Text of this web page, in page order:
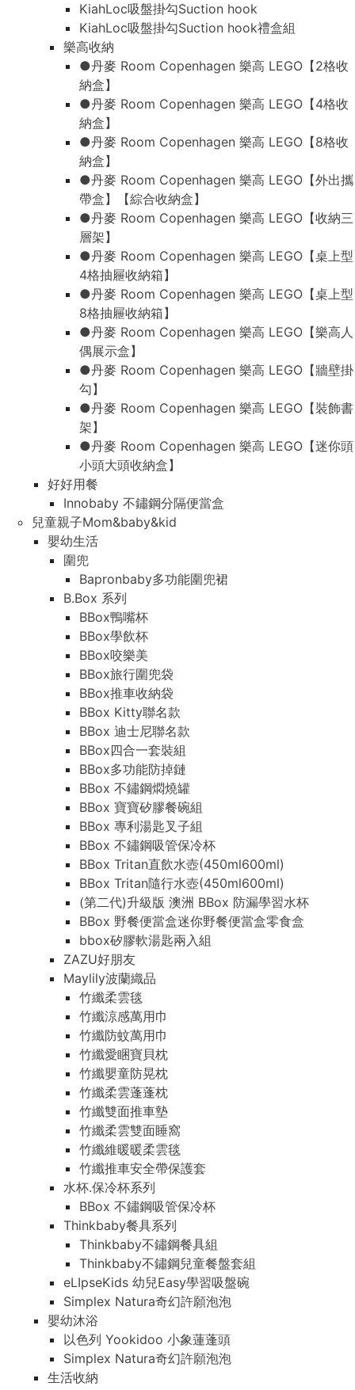
KiahLoc吸盤掛勾Suction hook
KiahLoc吸盤掛勾Suction hook禮盒組
樂高收納
●丹麥 Room Copenhagen 樂高 LEGO【2格收
納盒】
●丹麥 Room Copenhagen 樂高 LEGO【4格收
納盒】
●丹麥 Room Copenhagen 樂高 LEGO【8格收
納盒】
●丹麥 Room Copenhagen 樂高 LEGO【外出攜
帶盒】【綜合收納盒】
●丹麥 Room Copenhagen 樂高 LEGO【收納三
層架】
●丹麥 Room Copenhagen 樂高 LEGO【桌上型
4格抽屜收納箱】
●丹麥 Room Copenhagen 樂高 LEGO【桌上型
8格抽屜收納箱】
●丹麥 Room Copenhagen 樂高 LEGO【樂高人
偶展示盒】
●丹麥 Room Copenhagen 樂高 LEGO【牆壁掛
勾】
●丹麥 Room Copenhagen 樂高 LEGO【裝飾書
架】
●丹麥 Room Copenhagen 樂高 LEGO【迷你頭
小頭大頭收納盒】
好好用餐
Innobaby 不鏽鋼分隔便當盒
兒童親子Mom&baby&kid
嬰幼生活
圍兜
Bapronbaby多功能圍兜裙
B.Box 系列
BBox鴨嘴杯
BBox學飲杯
BBox咬樂美
BBox旅行圍兜袋
BBox推車收納袋
BBox Kitty聯名款
BBox 迪士尼聯名款
BBox四合一套裝組
BBox多功能防掉鏈
BBox 不鏽鋼燜燒罐
BBox 寶寶矽膠餐碗組
BBox 專利湯匙叉子組
BBox 不鏽鋼吸管保冷杯
BBox Tritan直飲水壺(450ml600ml)
BBox Tritan隨行水壺(450ml600ml)
(第二代)升級版 澳洲 BBox 防漏學習水杯
BBox 野餐便當盒迷你野餐便當盒零食盒
bbox矽膠軟湯匙兩入組
ZAZU好朋友
Maylily波蘭織品
竹纖柔雲毯
竹纖涼感萬用巾
竹纖防蚊萬用巾
竹纖愛睏寶貝枕
竹纖嬰童防晃枕
竹纖柔雲蓬蓬枕
竹纖雙面推車墊
竹纖柔雲雙面睡窩
竹纖維暖暖柔雲毯
竹纖推車安全帶保護套
水杯.保冷杯系列
BBox 不鏽鋼吸管保冷杯
Thinkbaby餐具系列
Thinkbaby不鏽鋼餐具組
Thinkbaby不鏽鋼兒童餐盤套組
eLIpseKids 幼兒Easy學習吸盤碗
Simplex Natura奇幻許願泡泡
嬰幼沐浴
以色列 Yookidoo 小象蓮蓬頭
Simplex Natura奇幻許願泡泡
生活收納